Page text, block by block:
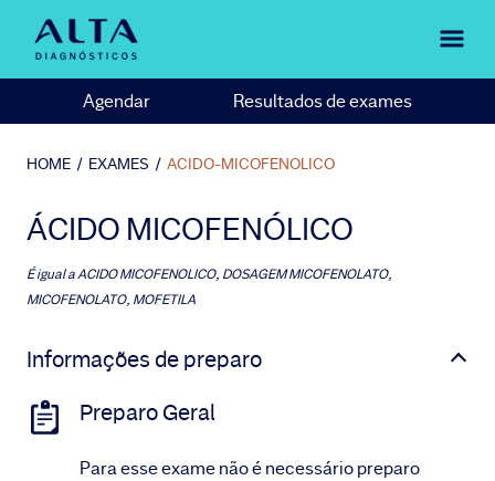
Agendar Resultados de exames
HOME / EXAMES / ACIDO-MICOFENOLICO
ÁCIDO MICOFENÓLICO
É igual aACIDO MICOFENOLICO, DOSAGEM MICOFENOLATO,
MICOFENOLATO, MOFETILA
Informações de preparo
Preparo Geral
Para esse exame não é necessário preparo